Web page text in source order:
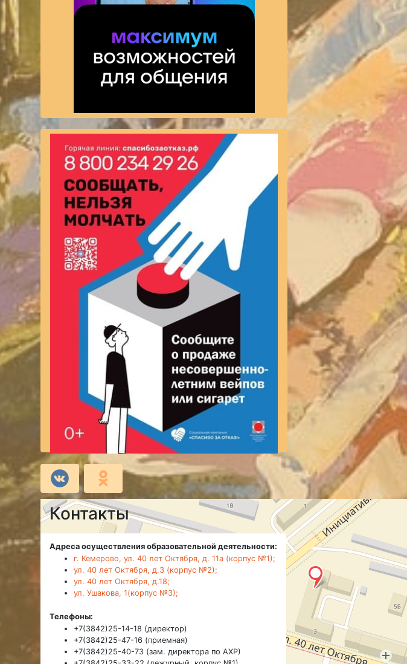
Контакты
Адреса осуществления образовательной деятельности:
г. Кемерово, ул. 40 лет Октября, д. 11а (корпус №1);
ул. 40 лет Октября, д.3 (корпус №2);
ул. 40 лет Октября, д.18;
ул. Ушакова, 1(корпус №3);
Телефоны:
+7(3842)25-14-18 (директор)
+7(3842)25-47-16 (приемная)
+7(3842)25-40-73 (зам. директора по АХР)